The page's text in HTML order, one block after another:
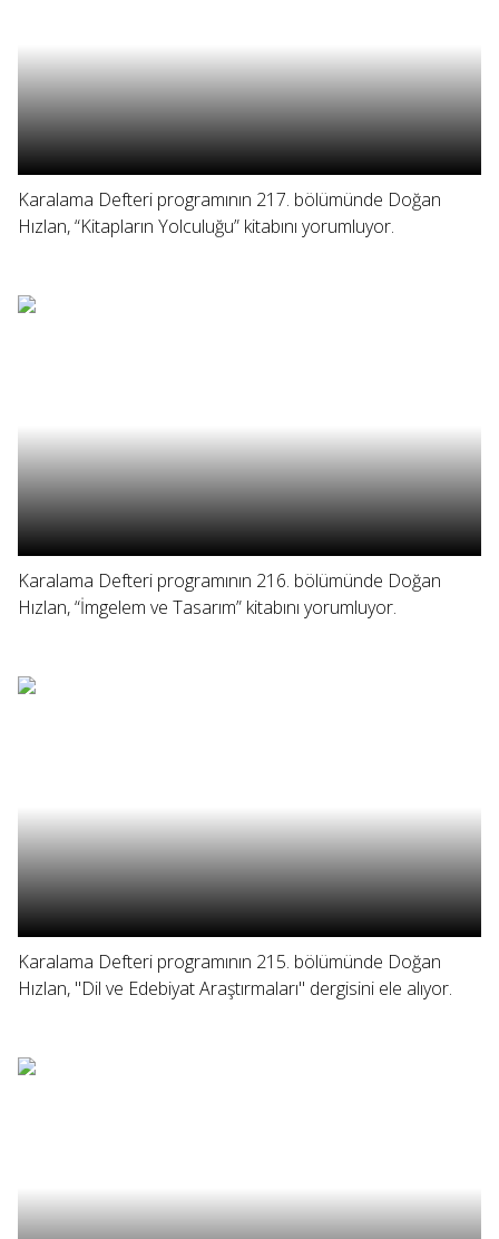
Karalama Defteri programının 217. bölümünde Doğan
Hızlan, “Kitapların Yolculuğu” kitabını yorumluyor.
Karalama Defteri programının 216. bölümünde Doğan
Hızlan, “İmgelem ve Tasarım” kitabını yorumluyor.
Karalama Defteri programının 215. bölümünde Doğan
Hızlan, "Dil ve Edebiyat Araştırmaları" dergisini ele alıyor.